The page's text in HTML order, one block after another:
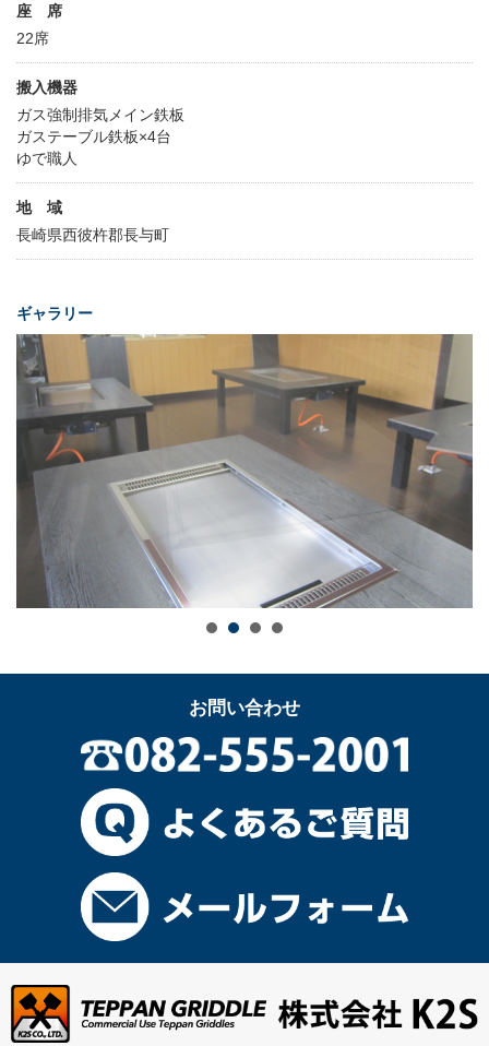
座 席
22席
搬入機器
ガス強制排気メイン鉄板
ガステーブル鉄板×4台
ゆで職人
地 域
長崎県西彼杵郡長与町
ギャラリー
お問い合わせ